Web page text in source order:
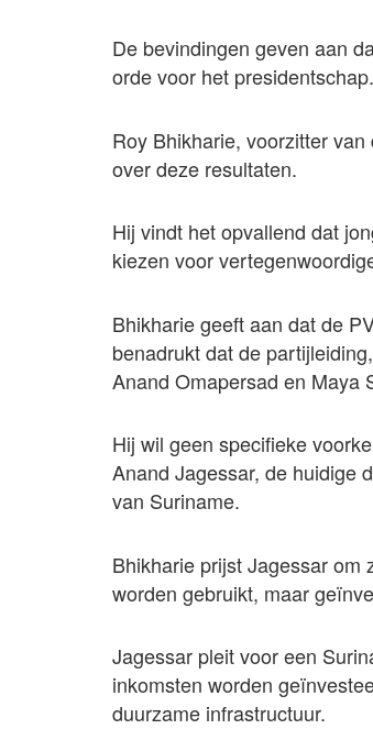
De bevindingen geven aan
orde voor het presidentschap.
Roy Bhikharie, voorzitter
over deze resultaten.
Hij vindt het opvallend dat
kiezen voor
Bhikharie geeft aan dat de
benadrukt dat de
Anand Omapersad en Maya
Hij wil geen specifieke
Anand Jagessar, de huidige
van Suriname.
Bhikharie prijst Jagessar om
worden gebruikt, maar
Jagessar pleit voor een
inkomsten worden
duurzame infrastructuur.